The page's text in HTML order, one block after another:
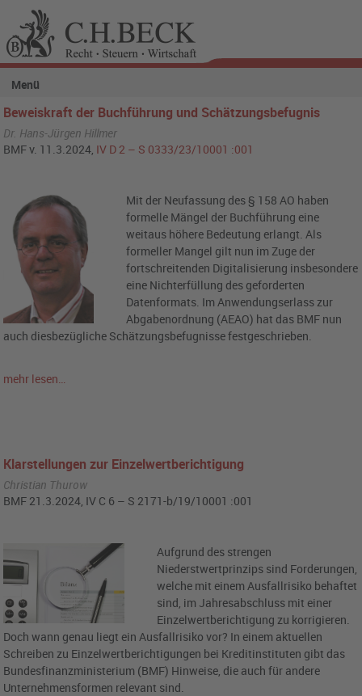
Menü
Beweiskraft der Buchführung und Schätzungsbefugnis
Dr. Hans-Jürgen Hillmer
BMF v. 11.3.2024, IV D 2 – S 0333/23/10001 :001
Mit der Neufassung des § 158 AO haben
formelle Mängel der Buchführung eine
weitaus höhere Bedeutung erlangt. Als
formeller Mangel gilt nun im Zuge der
fortschreitenden Digitalisierung insbesondere
eine Nichterfüllung des geforderten
Datenformats. Im Anwendungserlass zur
Abgabenordnung (AEAO) hat das BMF nun
auch diesbezügliche Schätzungsbefugnisse festgeschrieben.
mehr lesen…
Klarstellungen zur Einzelwertberichtigung
Christian Thurow
BMF 21.3.2024, IV C 6 – S 2171-b/19/10001 :001
Aufgrund des strengen
Niederstwertprinzips sind Forderungen,
welche mit einem Ausfallrisiko behaftet
sind, im Jahresabschluss mit einer
Einzelwertberichtigung zu korrigieren.
Doch wann genau liegt ein Ausfallrisiko vor? In einem aktuellen
Schreiben zu Einzelwertberichtigungen bei Kreditinstituten gibt das
Bundesfinanzministerium (BMF) Hinweise, die auch für andere
Unternehmensformen relevant sind.